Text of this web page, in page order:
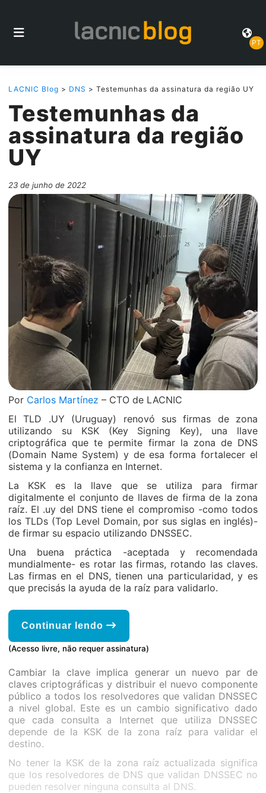
PT
LACNIC Blog > DNS > Testemunhas da assinatura da região UY
Testemunhas da
assinatura da região
UY
23 de junho de 2022
Por Carlos Martínez – CTO de LACNIC
El TLD .UY (Uruguay) renovó sus firmas de zona
utilizando su KSK (Key Signing Key), una llave
criptográfica que te permite firmar la zona de DNS
(Domain Name System) y de esa forma fortalecer el
sistema y la confianza en Internet.
La KSK es la llave que se utiliza para firmar
digitalmente el conjunto de llaves de firma de la zona
raíz. El .uy del DNS tiene el compromiso -como todos
los TLDs (Top Level Domain, por sus siglas en inglés)-
de firmar su espacio utilizando DNSSEC.
Una buena práctica -aceptada y recomendada
mundialmente- es rotar las firmas, rotando las claves.
Las firmas en el DNS, tienen una particularidad, y es
que precisás la ayuda de la raíz para validarlo.
Continuar lendo
(Acesso livre, não requer assinatura)
Cambiar la clave implica generar un nuevo par de
claves criptográficas y distribuir el nuevo componente
público a todos los resolvedores que validan DNSSEC
a nivel global. Este es un cambio significativo dado
que cada consulta a Internet que utiliza DNSSEC
depende de la KSK de la zona raíz para validar el
destino.
No tener la KSK de la zona raíz actualizada significa
que los resolvedores de DNS que validan DNSSEC no
pueden resolver ninguna consulta al DNS.